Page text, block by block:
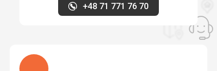
+48 71 771 76 70
Ładuję